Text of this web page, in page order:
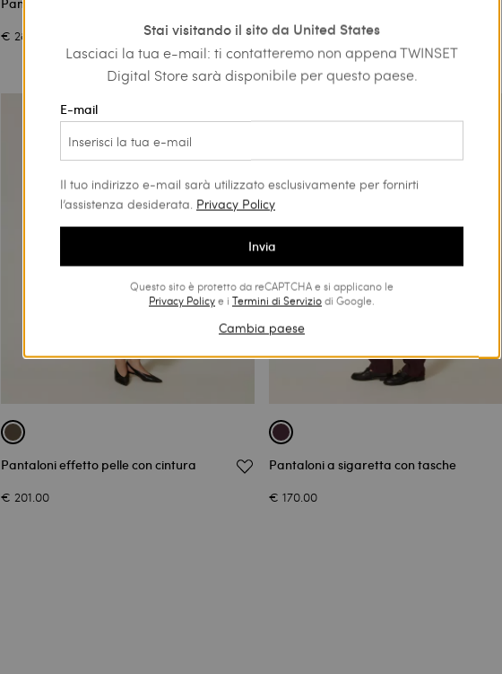
Pantaloni dritti in twill con tasche
€ 287.00 € 196.00
Pantaloni effetto pelle con cintura
€ 201.00
Pantaloni a sigaretta con tasche
€ 170.00
Stai visitando il sito da United States
Lasciaci la tua e-mail: ti contatteremo non appena TWINSET
Digital Store sarà disponibile per questo paese.
E-mail
Il tuo indirizzo e-mail sarà utilizzato esclusivamente per fornirti
l’assistenza desiderata. Privacy Policy
Invia
Questo sito è protetto da reCAPTCHA e si applicano le
Privacy Policye i Termini di Serviziodi Google.
Cambia paese